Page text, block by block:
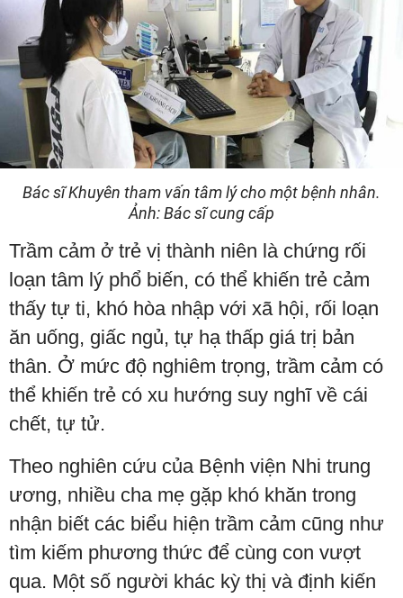
Bác sĩ Khuyên tham vấn tâm lý cho một bệnh nhân.
Ảnh: Bác sĩ cung cấp
Trầm cảm ở trẻ vị thành niên là chứng rối
loạn tâm lý phổ biến, có thể khiến trẻ cảm
thấy tự ti, khó hòa nhập với xã hội, rối loạn
ăn uống, giấc ngủ, tự hạ thấp giá trị bản
thân. Ở mức độ nghiêm trọng, trầm cảm có
thể khiến trẻ có xu hướng suy nghĩ về cái
chết, tự tử.
Theo nghiên cứu của Bệnh viện Nhi trung
ương, nhiều cha mẹ gặp khó khăn trong
nhận biết các biểu hiện trầm cảm cũng như
tìm kiếm phương thức để cùng con vượt
qua. Một số người khác kỳ thị và định kiến